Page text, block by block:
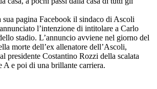
sua pagina Facebook il sindaco di Ascoli
l’intenzione di intitolare a Carlo
stadio. L’annuncio avviene nel giorno del
morte dell’ex allenatore dell’Ascoli,
presidente Costantino Rozzi della scalata
A e poi di una brillante carriera.